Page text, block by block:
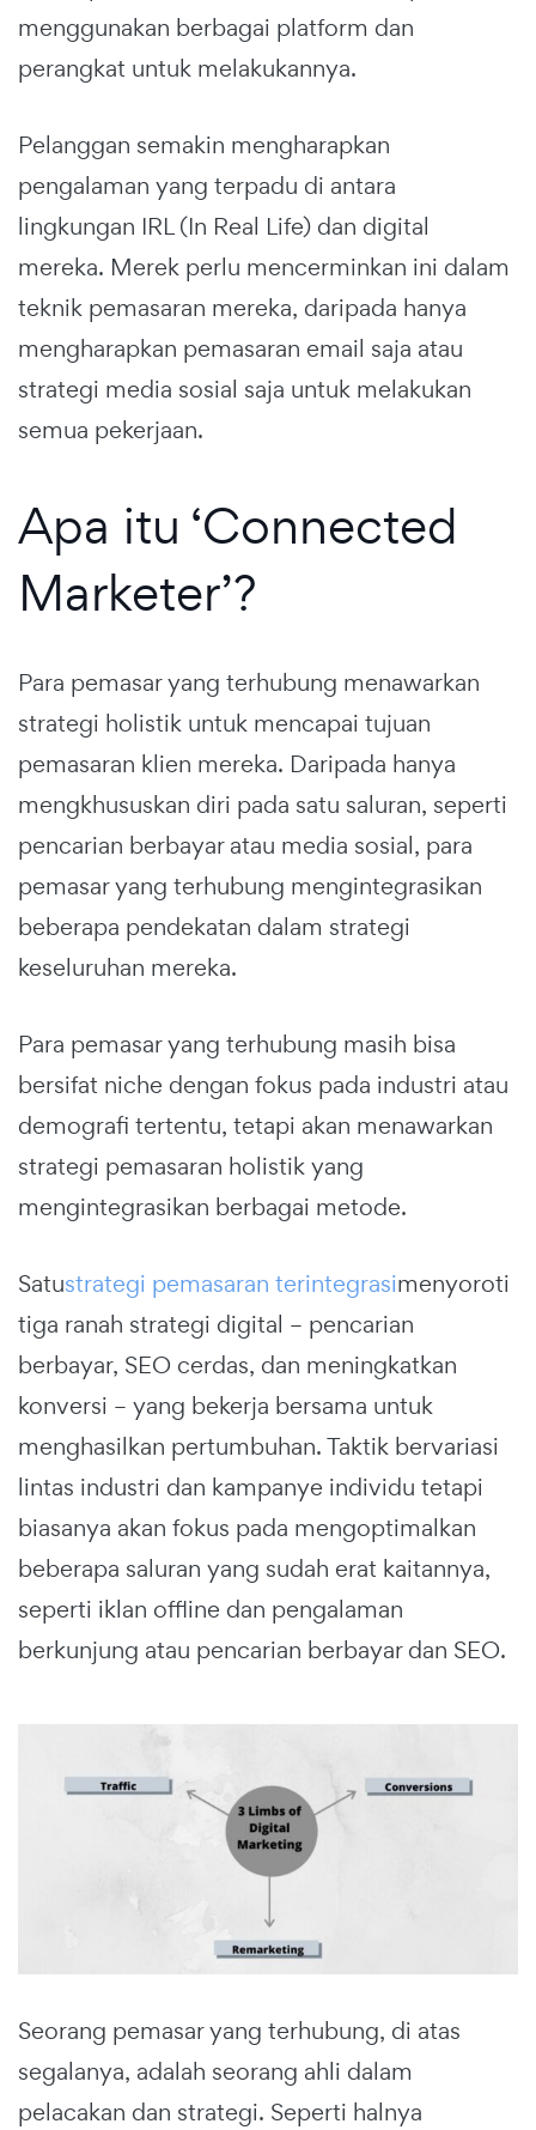
menggunakan berbagai platform dan
perangkat untuk melakukannya.
Pelanggan semakin mengharapkan
pengalaman yang terpadu di antara
lingkungan IRL (In Real Life) dan digital
mereka. Merek perlu mencerminkan ini dalam
teknik pemasaran mereka, daripada hanya
mengharapkan pemasaran email saja atau
strategi media sosial saja untuk melakukan
semua pekerjaan.
Apa itu ‘Connected
Marketer’?
Para pemasar yang terhubung menawarkan
strategi holistik untuk mencapai tujuan
pemasaran klien mereka. Daripada hanya
mengkhususkan diri pada satu saluran, seperti
pencarian berbayar atau media sosial, para
pemasar yang terhubung mengintegrasikan
beberapa pendekatan dalam strategi
keseluruhan mereka.
Para pemasar yang terhubung masih bisa
bersifat niche dengan fokus pada industri atau
demografi tertentu, tetapi akan menawarkan
strategi pemasaran holistik yang
mengintegrasikan berbagai metode.
Satustrategi pemasaran terintegrasimenyoroti
tiga ranah strategi digital – pencarian
berbayar, SEO cerdas, dan meningkatkan
konversi – yang bekerja bersama untuk
menghasilkan pertumbuhan. Taktik bervariasi
lintas industri dan kampanye individu tetapi
biasanya akan fokus pada mengoptimalkan
beberapa saluran yang sudah erat kaitannya,
seperti iklan offline dan pengalaman
berkunjung atau pencarian berbayar dan SEO.
Seorang pemasar yang terhubung, di atas
segalanya, adalah seorang ahli dalam
pelacakan dan strategi. Seperti halnya